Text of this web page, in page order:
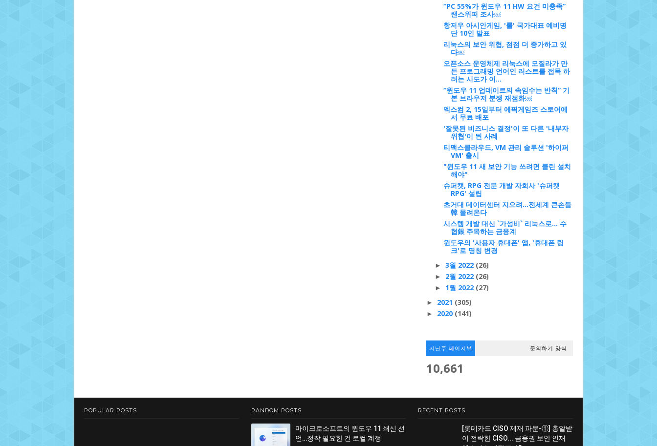
“PC 55%가 윈도우 11 HW 요건 미충족”
랜스위퍼 조사￼
항저우 아시안게임, '롤' 국가대표 예비명
단 10인 발표
리눅스의 보안 위협, 점점 더 증가하고 있
다￼
오픈소스 운영체제 리눅스에 모질라가 만
든 프로그래밍 언어인 러스트를 접목 하
려는 시도가 이...
“윈도우 11 업데이트의 속임수는 반칙” 기
본 브라우저 분쟁 재점화￼
엑스컴 2, 15일부터 에픽게임즈 스토어에
서 무료 배포
'잘못된 비즈니스 결정'이 또 다른 '내부자
위협'이 된 사례
티맥스클라우드, VM 관리 솔루션 '하이퍼
VM' 출시
"윈도우 11 새 보안 기능 쓰려면 클린 설치
해야"
슈퍼캣, RPG 전문 개발 자회사 '슈퍼캣
RPG' 설립
초거대 데이터센터 지으려…전세계 큰손들
韓 몰려온다
시스템 개발 대신 `가성비` 리눅스로… 수
협銀 주목하는 금융계
윈도우의 '사용자 휴대폰' 앱, '휴대폰 링
크'로 명칭 변경
► 3월 2022 (26)
► 2월 2022 (26)
► 1월 2022 (27)
► 2021 (305)
► 2020 (141)
지난주 페이지뷰 문의하기 양식
10,661
POPULAR POSTS RANDOM POSTS
마이크로소프트의 윈도우 11 쇄신 선
언…정작 필요한 건 로컬 계정
RECENT POSTS
[롯데카드 CISO 제재 파문-①] 총알받
이 전락한 CISO... 금융권 보안 인재